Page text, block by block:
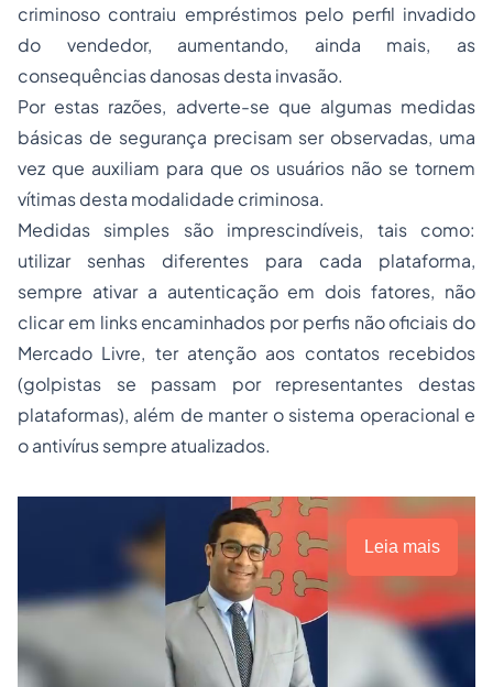
criminoso contraiu empréstimos pelo perfil invadido
do vendedor, aumentando, ainda mais, as
consequências danosas desta invasão.
Por estas razões, adverte-se que algumas medidas
básicas de segurança precisam ser observadas, uma
vez que auxiliam para que os usuários não se tornem
vítimas desta modalidade criminosa.
Medidas simples são imprescindíveis, tais como:
utilizar senhas diferentes para cada plataforma,
sempre ativar a autenticação em dois fatores, não
clicar em links encaminhados por perfis não oficiais do
Mercado Livre, ter atenção aos contatos recebidos
(golpistas se passam por representantes destas
plataformas), além de manter o sistema operacional e
o antivírus sempre atualizados.
Leia mais